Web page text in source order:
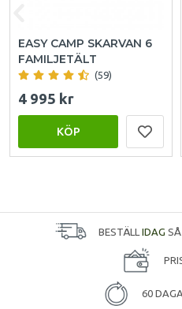
EASY CAMP SKARVAN 6
FAMILJETÄLT
(59)
4 995 kr
KÖP
BESTÄLL IDAG
60